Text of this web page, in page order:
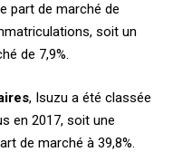
part de marché de
soit un
de 7,9%.
, Isuzu a été classée
en 2017, soit une
de marché à 39,8%.